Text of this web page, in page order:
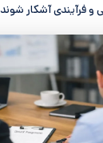
فرآیندی آشکار شوند